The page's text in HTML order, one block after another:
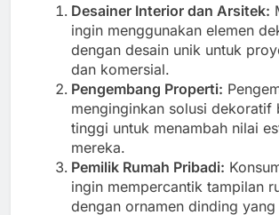
Desainer Interior dan Arsitek:
ingin menggunakan elemen
dengan desain unik untuk
dan komersial.
Pengembang Properti:
menginginkan solusi dekoratif
tinggi untuk menambah nilai
mereka.
Pemilik Rumah Pribadi:
ingin mempercantik tampilan
dengan ornamen dinding yang